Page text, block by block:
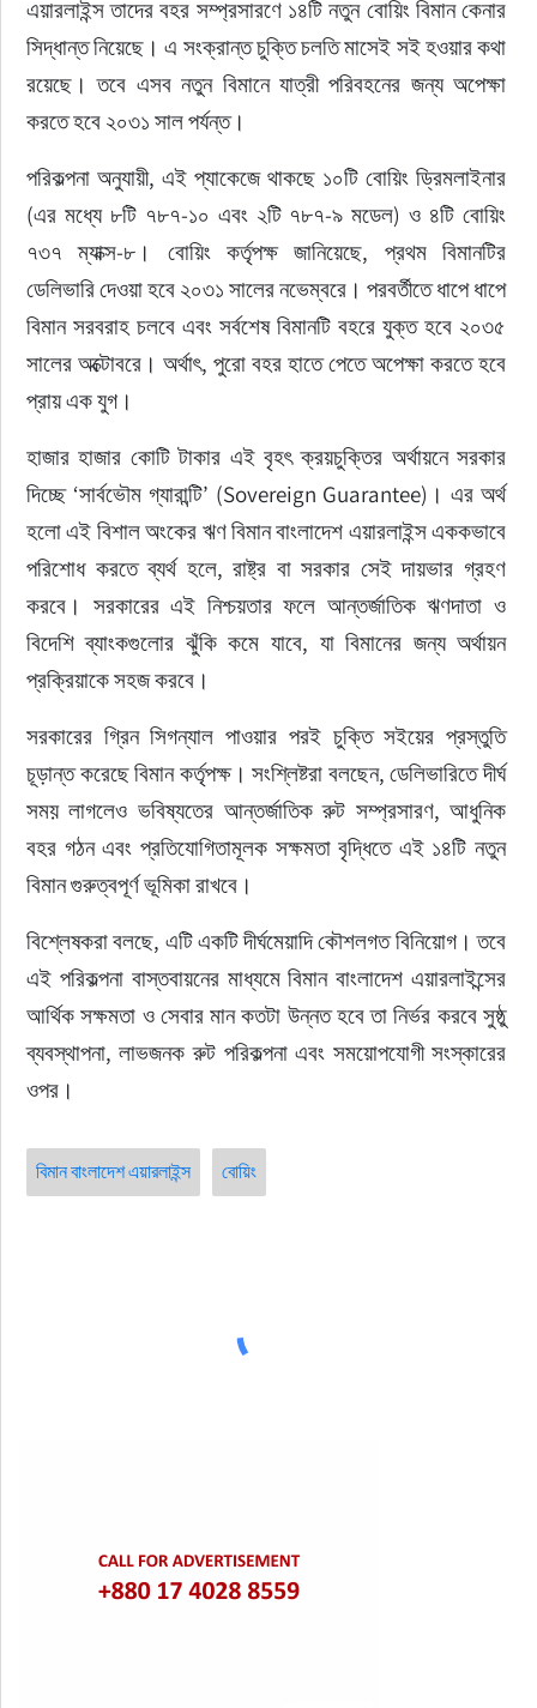
এয়ারলাইন্স তাদের বহর সম্প্রসারণে ১৪টি নতুন বোয়িং বিমান কেনার
সিদ্ধান্ত নিয়েছে। এ সংক্রান্ত চুক্তি চলতি মাসেই সই হওয়ার কথা
রয়েছে। তবে এসব নতুন বিমানে যাত্রী পরিবহনের জন্য অপেক্ষা
করতে হবে ২০৩১ সাল পর্যন্ত।
পরিকল্পনা অনুযায়ী, এই প্যাকেজে থাকছে ১০টি বোয়িং ড্রিমলাইনার
(এর মধ্যে ৮টি ৭৮৭-১০ এবং ২টি ৭৮৭-৯ মডেল) ও ৪টি বোয়িং
৭৩৭ ম্যাক্স-৮। বোয়িং কর্তৃপক্ষ জানিয়েছে, প্রথম বিমানটির
ডেলিভারি দেওয়া হবে ২০৩১ সালের নভেম্বরে। পরবর্তীতে ধাপে ধাপে
বিমান সরবরাহ চলবে এবং সর্বশেষ বিমানটি বহরে যুক্ত হবে ২০৩৫
সালের অক্টোবরে। অর্থাৎ, পুরো বহর হাতে পেতে অপেক্ষা করতে হবে
প্রায় এক যুগ।
হাজার হাজার কোটি টাকার এই বৃহৎ ক্রয়চুক্তির অর্থায়নে সরকার
দিচ্ছে ‘সার্বভৌম গ্যারান্টি’ (Sovereign Guarantee)। এর অর্থ
হলো এই বিশাল অংকের ঋণ বিমান বাংলাদেশ এয়ারলাইন্স এককভাবে
পরিশোধ করতে ব্যর্থ হলে, রাষ্ট্র বা সরকার সেই দায়ভার গ্রহণ
করবে। সরকারের এই নিশ্চয়তার ফলে আন্তর্জাতিক ঋণদাতা ও
বিদেশি ব্যাংকগুলোর ঝুঁকি কমে যাবে, যা বিমানের জন্য অর্থায়ন
প্রক্রিয়াকে সহজ করবে।
সরকারের গ্রিন সিগন্যাল পাওয়ার পরই চুক্তি সইয়ের প্রস্তুতি
চূড়ান্ত করেছে বিমান কর্তৃপক্ষ। সংশ্লিষ্টরা বলছেন, ডেলিভারিতে দীর্ঘ
সময় লাগলেও ভবিষ্যতের আন্তর্জাতিক রুট সম্প্রসারণ, আধুনিক
বহর গঠন এবং প্রতিযোগিতামূলক সক্ষমতা বৃদ্ধিতে এই ১৪টি নতুন
বিমান গুরুত্বপূর্ণ ভূমিকা রাখবে।
বিশ্লেষকরা বলছে, এটি একটি দীর্ঘমেয়াদি কৌশলগত বিনিয়োগ। তবে
এই পরিকল্পনা বাস্তবায়নের মাধ্যমে বিমান বাংলাদেশ এয়ারলাইন্সের
আর্থিক সক্ষমতা ও সেবার মান কতটা উন্নত হবে তা নির্ভর করবে সুষ্ঠু
ব্যবস্থাপনা, লাভজনক রুট পরিকল্পনা এবং সময়োপযোগী সংস্কারের
ওপর।
বিমান বাংলাদেশ এয়ারলাইন্স বোয়িং